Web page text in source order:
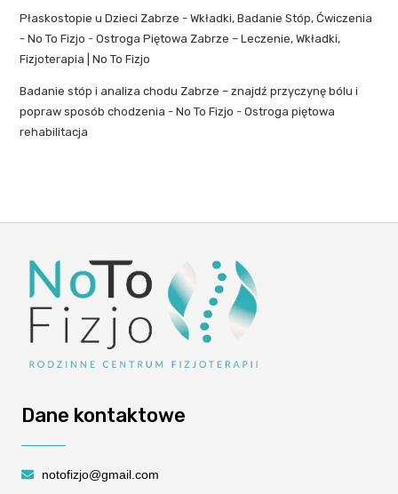
Płaskostopie u Dzieci Zabrze - Wkładki, Badanie Stóp, Ćwiczenia
- No To Fizjo -Ostroga Piętowa Zabrze – Leczenie, Wkładki,
Fizjoterapia | No To Fizjo
Badanie stóp i analiza chodu Zabrze – znajdź przyczynę bólu i
popraw sposób chodzenia - No To Fizjo -Ostroga piętowa
rehabilitacja
Dane kontaktowe
notofizjo@gmail.com